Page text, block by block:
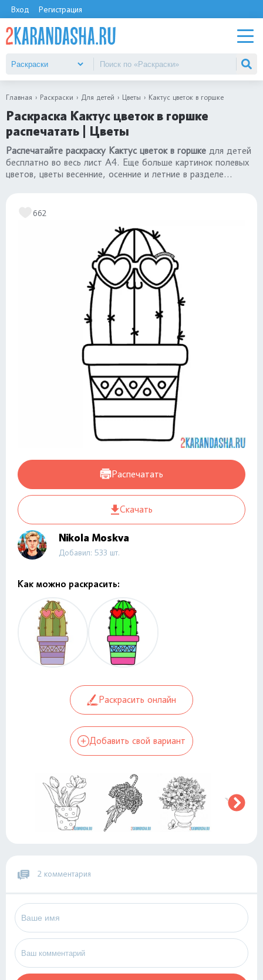
Вход Регистрация
Главная Раскраски Для детей Цветы Кактус цветок в горшке
Раскраска Кактус цветок в горшке
распечатать | Цветы
Распечатайте раскраску Кактус цветок в горшке для детей
бесплатно во весь лист А4. Еще больше картинок полевых
цветов, цветы весенние, осенние и летние в разделе
662
Распечатать
Скачать
Nikola Moskva
Добавил: 533 шт.
Как можно раскрасить:
Раскрасить онлайн
Добавить свой вариант
2 комментария